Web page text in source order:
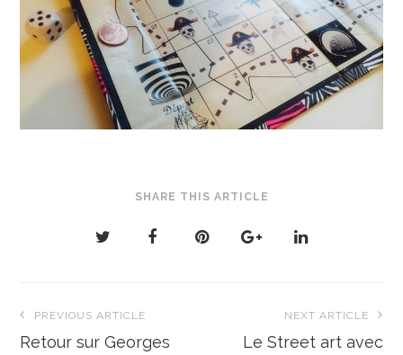
SHARE THIS ARTICLE
de
PREVIOUS ARTICLE
Retour sur Georges
NEXT ARTICLE
Le Street art avec